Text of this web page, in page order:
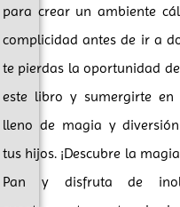
para crear un ambiente
complicidad antes de ir a
te pierdas la oportunidad
este libro y sumergirte en
lleno de magia y
tus hijos. ¡Descubre la
Pan y disfruta de